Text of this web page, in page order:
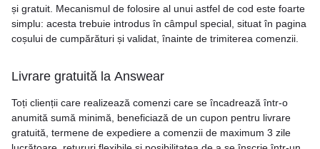
și gratuit. Mecanismul de folosire al unui astfel de cod este foarte
simplu: acesta trebuie introdus în câmpul special, situat în pagina
coșului de cumpărături și validat, înainte de trimiterea comenzii.
Livrare gratuită la Answear
Toți clienții care realizează comenzi care se încadrează într-o
anumită sumă minimă, beneficiază de un cupon pentru livrare
gratuită, termene de expediere a comenzii de maximum 3 zile